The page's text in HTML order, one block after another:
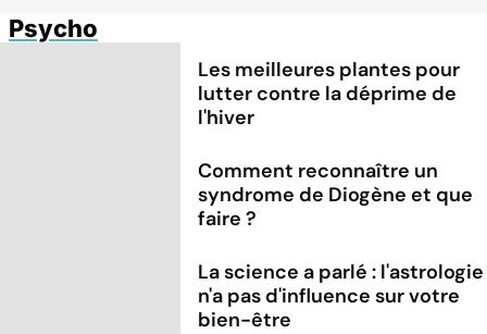
Psycho
Les meilleures plantes pour
lutter contre la déprime de
l'hiver
Comment reconnaître un
syndrome de Diogène et que
faire ?
La science a parlé : l'astrologie
n'a pas d'influence sur votre
bien-être